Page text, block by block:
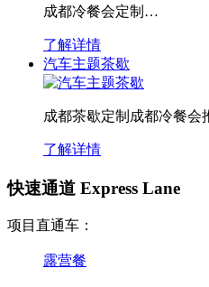
成都冷餐会定制…
了解详情
汽车主题茶歇
成都茶歇定制成都冷餐会
了解详情
快速通道 Express Lane
项目直通车：
露营餐